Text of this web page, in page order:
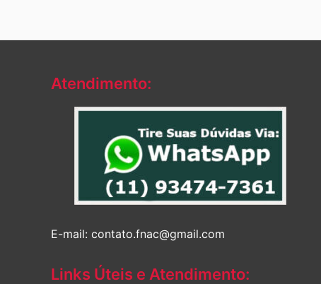
Atendimento:
E-mail: contato.fnac@gmail.com
Links Úteis e Atendimento: